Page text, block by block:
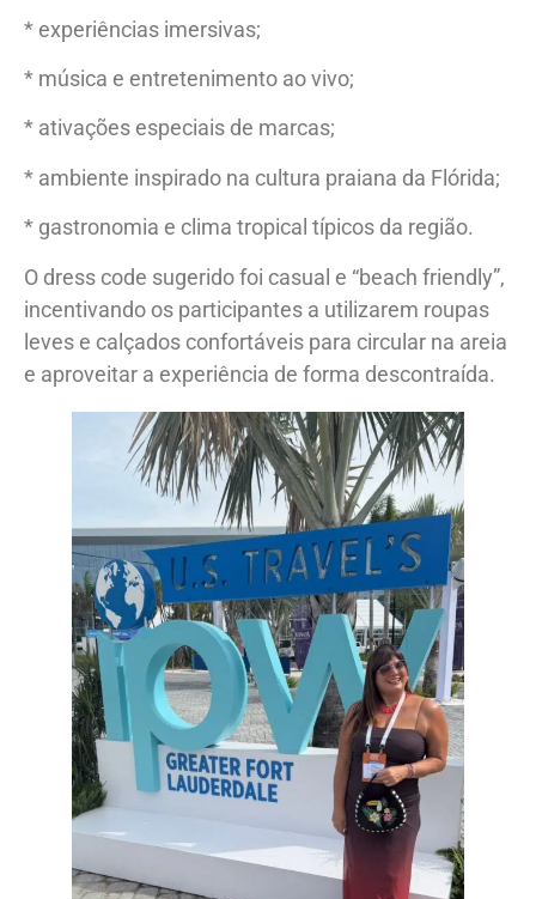
* experiências imersivas;
* música e entretenimento ao vivo;
* ativações especiais de marcas;
* ambiente inspirado na cultura praiana da Flórida;
* gastronomia e clima tropical típicos da região.
O dress code sugerido foi casual e “beach friendly”,
incentivando os participantes a utilizarem roupas
leves e calçados confortáveis para circular na areia
e aproveitar a experiência de forma descontraída.